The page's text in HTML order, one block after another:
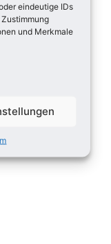
eindeutige IDs
und Merkmale